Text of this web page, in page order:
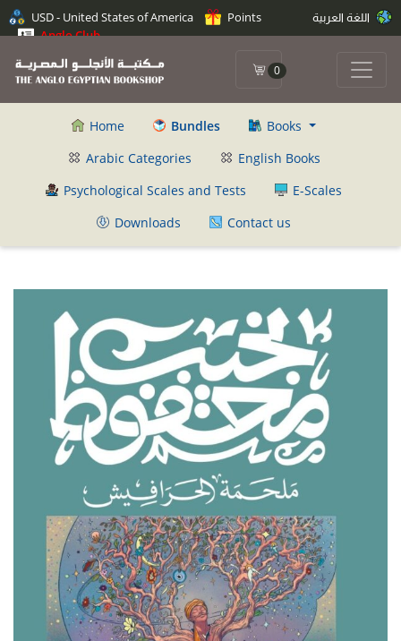
USD - United States of America
Points
Anglo Club
0
Home Bundles
Books
Arabic Categories
English Books
Psychological Scales and Tests
E-Scales
Downloads
Contact us